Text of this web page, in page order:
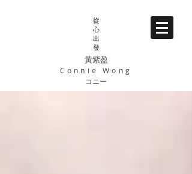
從
心
出
發
黃紫盈
Connie Wong
コニー